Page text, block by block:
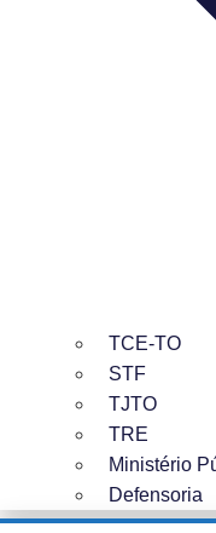
TCE-TO
STF
TJTO
TRE
Ministério
Defensoria